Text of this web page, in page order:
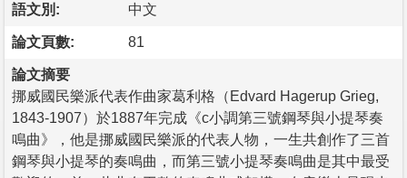
語文別: 中文
論文頁數: 81
論文摘要
挪威國民樂派代表作曲家葛利格（Edvard Hagerup Grieg,
1843-1907）於1887年完成《c小調第三號鋼琴與小提琴奏
鳴曲》，他是挪威國民樂派的代表人物，一生共創作了三首
鋼琴與小提琴的奏鳴曲，而第三號小提琴奏鳴曲是其中最受